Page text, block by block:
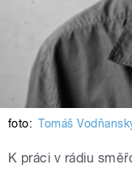
foto: Tomáš
K práci v rádiu